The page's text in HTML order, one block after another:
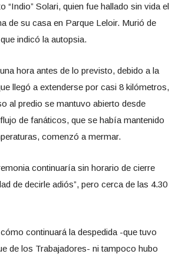
“Indio” Solari, quien fue hallado sin vida el
de su casa en Parque Leloir. Murió de
indicó la autopsia.
hora antes de lo previsto, debido a la
llegó a extenderse por casi 8 kilómetros,
al predio se mantuvo abierto desde
de fanáticos, que se había mantenido
comenzó a mermar.
continuaría sin horario de cierre
de decirle adiós”, pero cerca de las 4.30
continuará la despedida -que tuvo
de los Trabajadores- ni tampoco hubo